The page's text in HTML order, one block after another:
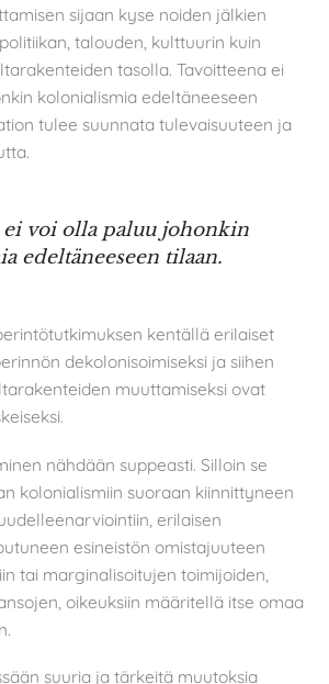
sijaan kyse noiden jälkien
talouden, kulttuurin kuin
tasolla. Tavoitteena ei
kolonialismia edeltäneeseen
tulee suunnata tulevaisuuteen ja
ei voi olla paluu johonkin
edeltäneeseen tilaan.
kentällä erilaiset
dekolonisoimiseksi ja siihen
muuttamiseksi ovat
nähdään suppeasti. Silloin se
kolonialismiin suoraan kiinnittyneen
erilaisen
esineistön omistajuuteen
tai marginalisoitujen toimijoiden,
oikeuksiin määritellä itse omaa
suuria ja tärkeitä muutoksia